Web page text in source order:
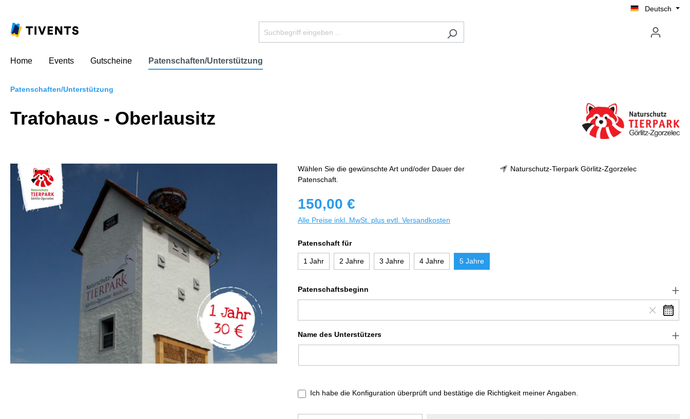
Deutsch
Home Events Gutscheine Patenschaften/Unterstützung
Patenschaften/Unterstützung
Trafohaus - Oberlausitz
Wählen Sie die gewünschte Art und/oder Dauer der
Patenschaft.
Naturschutz-Tierpark Görlitz-Zgorzelec
150,00 €
Alle Preise inkl. MwSt. plus evtl. Versandkosten
Patenschaft für
1 Jahr 2 Jahre 3 Jahre 4 Jahre 5 Jahre
Patenschaftsbeginn
Name des Unterstützers
Ich habe die Konfiguration überprüft und bestätige die Richtigkeit meiner Angaben.